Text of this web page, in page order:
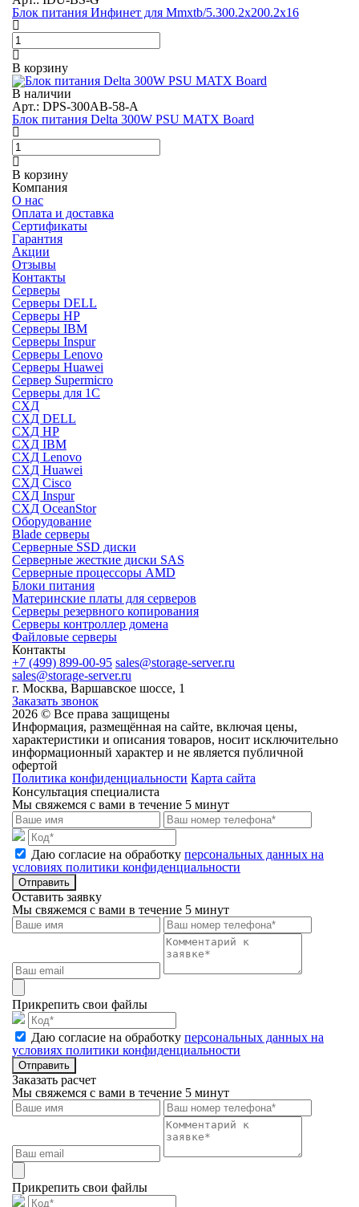
Блок питания Инфинет для Mmxtb/5.300.2x200.2x16
В корзину
В наличии
Арт.: DPS-300AB-58-A
Блок питания Delta 300W PSU MATX Board
В корзину
Компания
О нас
Оплата и доставка
Сертификаты
Гарантия
Акции
Отзывы
Контакты
Серверы
Серверы DELL
Серверы HP
Серверы IBM
Серверы Inspur
Серверы Lenovo
Серверы Huawei
Сервер Supermicro
Серверы для 1C
СХД
СХД DELL
СХД HP
СХД IBM
СХД Lenovo
СХД Huawei
СХД Cisco
СХД Inspur
СХД OceanStor
Оборудование
Blade серверы
Серверные SSD диски
Cерверные жесткие диски SAS
Серверные процессоры AMD
Блоки питания
Материнские платы для серверов
Серверы резервного копирования
Серверы контроллер домена
Файловые серверы
Контакты
+7 (499) 899-00-95 sales@storage-server.ru
sales@storage-server.ru
г. Москва, Варшавское шоссе, 1
Заказать звонок
2026 © Все права защищены
Информация, размещённая на сайте, включая цены,
характеристики и описания товаров, носит исключительно
информационный характер и не является публичной
офертой
Политика конфиденциальности Карта сайта
Консультация специалиста
Мы свяжемся с вами в течение 5 минут
Даю согласие на обработку персональных данных на
условиях политики конфиденциальности
Отправить
Оставить заявку
Мы свяжемся с вами в течение 5 минут
Прикрепить свои файлы
Даю согласие на обработку персональных данных на
условиях политики конфиденциальности
Отправить
Заказать расчет
Мы свяжемся с вами в течение 5 минут
Прикрепить свои файлы